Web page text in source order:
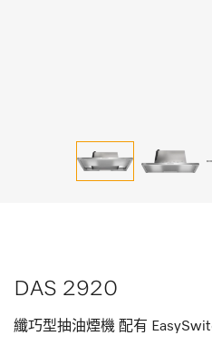
DAS 2920
纖巧型抽油煙機 配有